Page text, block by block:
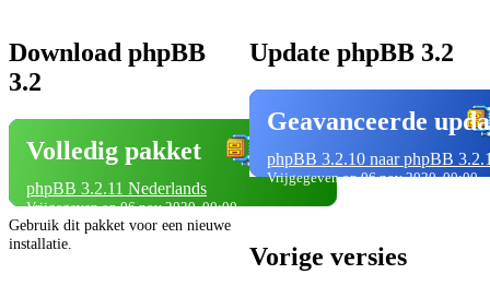
Download phpBB
3.2
Volledig pakket
phpBB 3.2.11 Nederlands
Vrijgegeven op 06 nov 2020, 00:00
Gebruik dit pakket voor een nieuwe
installatie.
Update phpBB 3.2
Geavanceerde
phpBB 3.2.10 naar phpBB
Vrijgegeven op 06 nov 2020, 00:00
Vorige versies